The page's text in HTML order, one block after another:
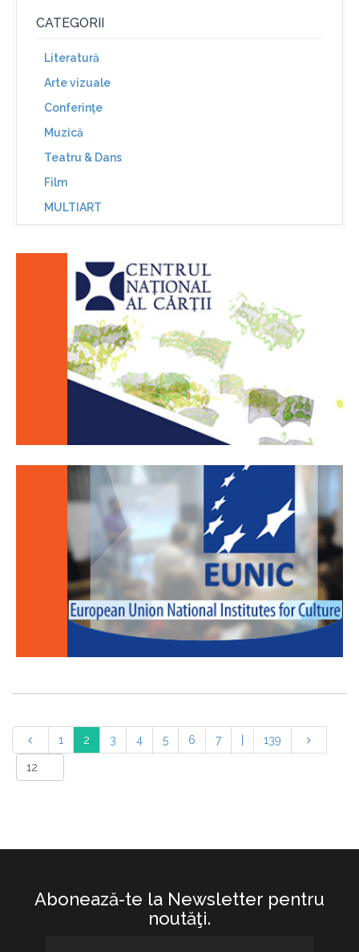
CATEGORII
Literatură
Arte vizuale
Conferinţe
Muzică
Teatru & Dans
Film
MULTIART
1 2 3 4 5 6 7 139
Abonează-te la Newsletter pentru
noutăţi.